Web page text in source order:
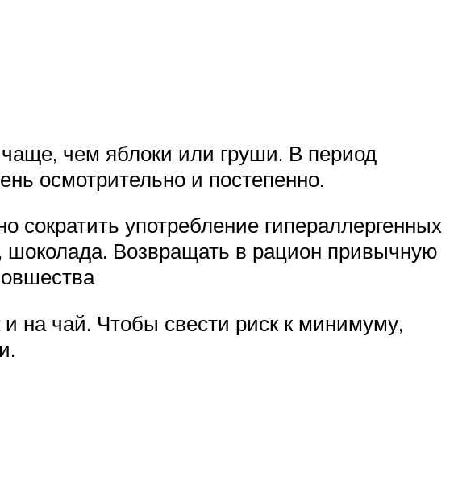
чем яблоки или груши. В период
осмотрительно и постепенно.
сократить употребление гипераллергенных
шоколада. Возвращать в рацион привычную
на чай. Чтобы свести риск к минимуму,